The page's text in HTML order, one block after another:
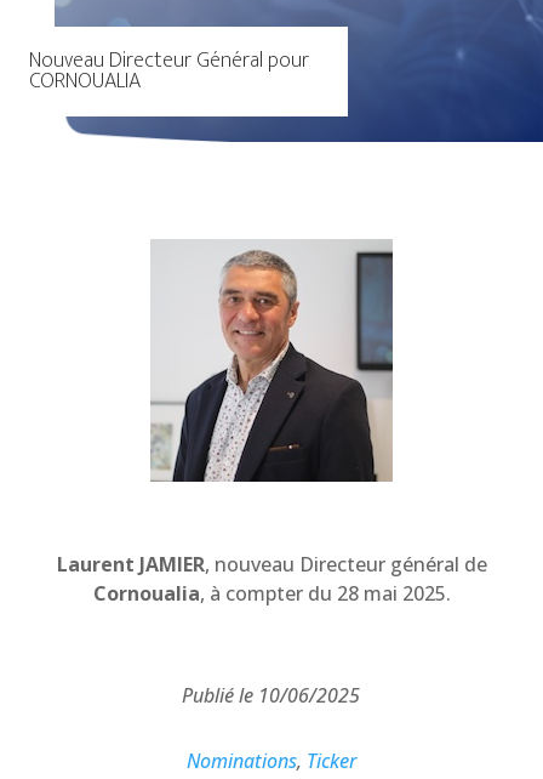
Nouveau Directeur Général pour
CORNOUALIA
Laurent JAMIER, nouveau Directeur général de
Cornoualia, à compter du 28 mai 2025.
Publié le 10/06/2025
Nominations, Ticker